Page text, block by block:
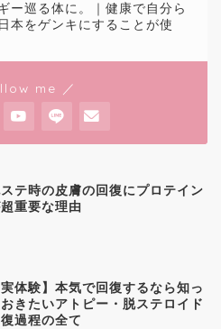
ー巡る体に。｜健康で自分ら
本をゲンキにすることが使
me ／
テ時の皮膚の回復にプロテイン
重要な理由
実体験】本気で回復するなら知っ
きたいアトピー・脱ステロイド
復過程の全て